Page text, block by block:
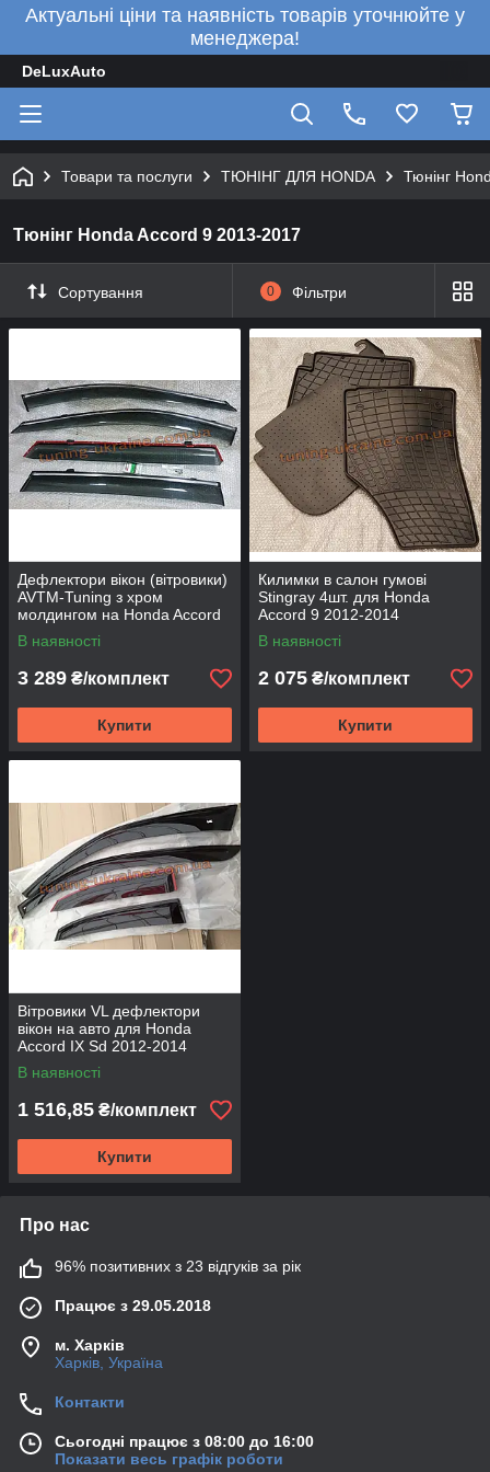
Актуальні ціни та наявність товарів уточнюйте у
менеджера!
DeLuxAuto
Товари та послуги ТЮНІНГ ДЛЯ HONDA Тюнінг
Тюнінг Honda Accord 9 2013-2017
Сортування 0 Фільтри
Дефлектори вікон (вітровики)
AVTM-Tuning з хром
молдингом на Honda Accord
9 2012-2014
В наявності
3 289 ₴/комплект
Купити
Килимки в салон гумові
Stingray 4шт. для Honda
Accord 9 2012-2014
В наявності
2 075 ₴/комплект
Купити
Вітровики VL дефлектори
вікон на авто для Honda
Accord IX Sd 2012-2014
В наявності
1 516,85 ₴/комплект
Купити
Про нас
96% позитивних з 23 відгуків за рік
Працює з 29.05.2018
м. Харків
Харків, Україна
Контакти
Сьогодні працює з 08:00 до 16:00
Показати весь графік роботи